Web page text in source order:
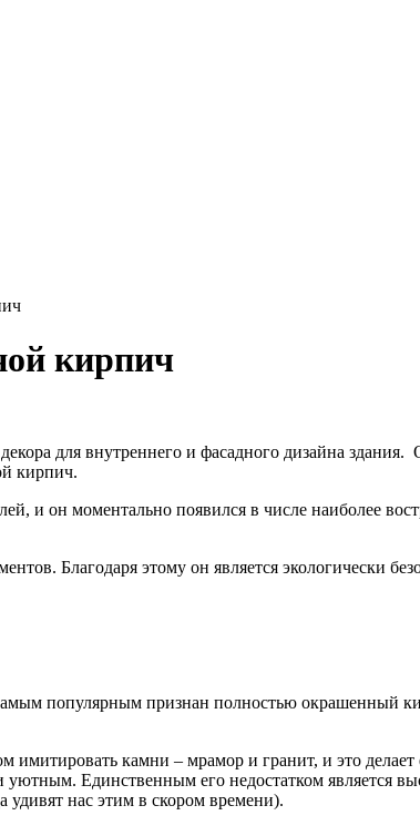
кирпич
для внутреннего и фасадного дизайна
кирпич.
и он моментально появился в числе наиболее
Благодаря этому он является экологически
популярным признан полностью
камни – мрамор и гранит, и это
Единственным его недостатком является
нас этим в скором времени).